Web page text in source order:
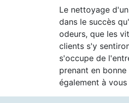
Le nettoyage
dans le succès
odeurs, que les
clients s'y
s'occupe de
prenant en
également à